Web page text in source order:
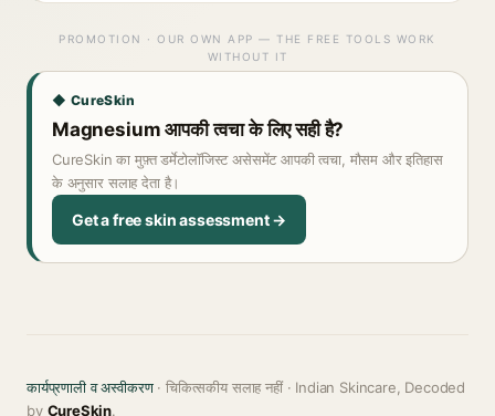
PROMOTION · OUR OWN APP — THE FREE TOOLS WORK
WITHOUT IT
◆ CureSkin
Magnesium आपकी त्वचा के लिए सही है?
CureSkin का मुफ़्त डर्मेटोलॉजिस्ट असेसमेंट आपकी त्वचा, मौसम और इतिहास
के अनुसार सलाह देता है।
Get a free skin assessment →
कार्यप्रणाली व अस्वीकरण· चिकित्सकीय सलाह नहीं · Indian Skincare, Decoded
by CureSkin.